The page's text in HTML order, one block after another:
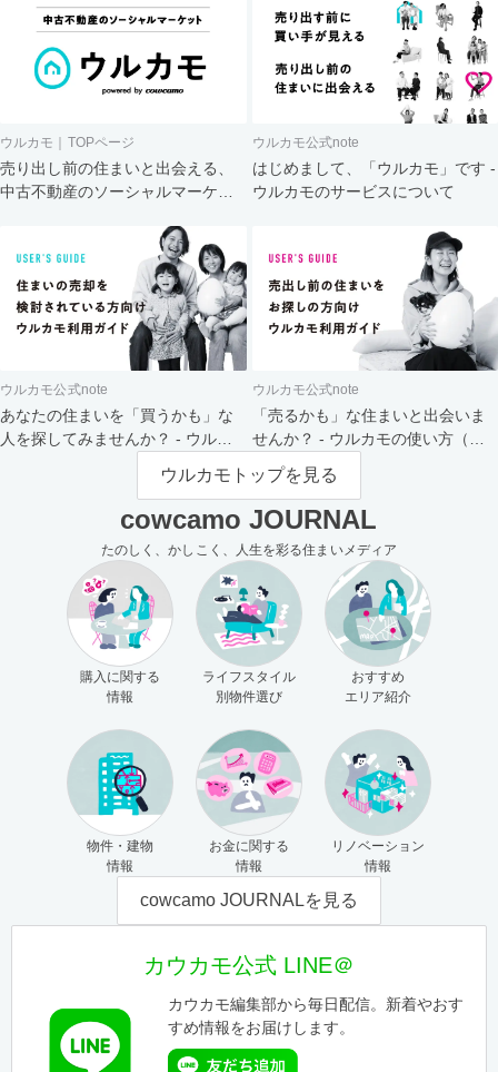
ウルカモ｜TOPページ
売り出し前の住まいと出会える、
中古不動産のソーシャルマーケッ
ウルカモ公式note
はじめまして、「ウルカモ」です -
ウルカモのサービスについて
ウルカモ公式note
あなたの住まいを「買うかも」な
人を探してみませんか？ - ウルカ
ウルカモ公式note
「売るかも」な住まいと出会いま
せんか？ - ウルカモの使い方（買
主さま向け）
ウルカモトップを見る
cowcamo JOURNAL
たのしく、かしこく、人生を彩る住まいメディア
購入に関する
情報
ライフスタイル
別物件選び
おすすめ
エリア紹介
物件・建物
情報
お金に関する
情報
リノベーション
情報
cowcamo JOURNALを見る
カウカモ公式 LINE＠
カウカモ編集部から毎日配信。新着やおす
すめ情報をお届けします。